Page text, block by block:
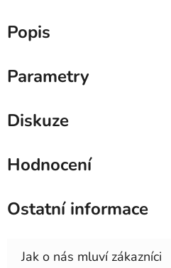
Popis
Parametry
Diskuze
Hodnocení
Ostatní informace